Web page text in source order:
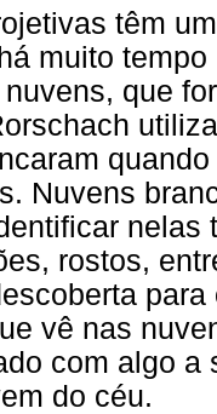
têm
muito
que
Nuvens
rostos,
vê nas
com algo a
do céu.